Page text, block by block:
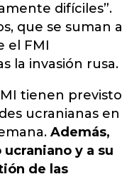
difíciles”.
que se suman a
el FMI
la invasión rusa.
tienen previsto
ucranianas en
Además,
y a su
de las